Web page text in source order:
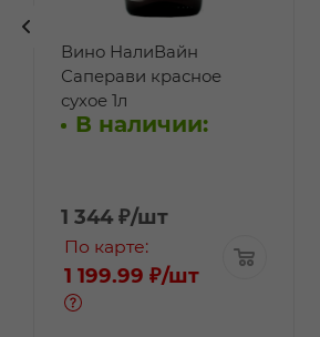
Вино НалиВайн
Саперави красное
сухое 1л
В наличии:
1 344₽/шт
По карте:
1 199.99 ₽/шт